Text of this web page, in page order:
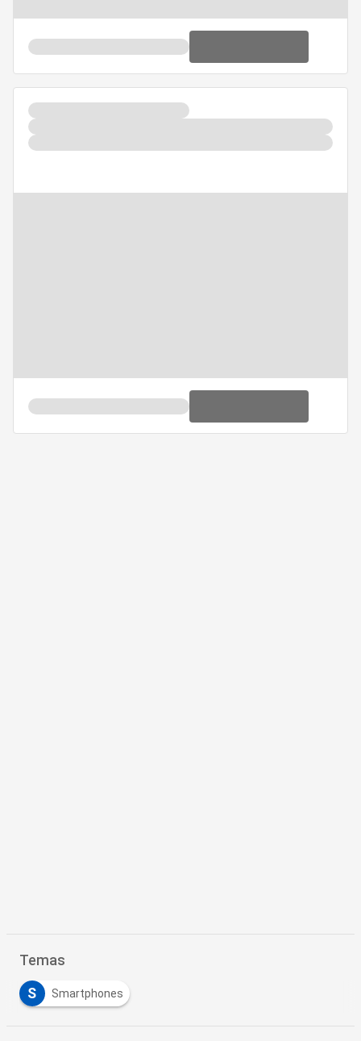
Temas
S Smartphones